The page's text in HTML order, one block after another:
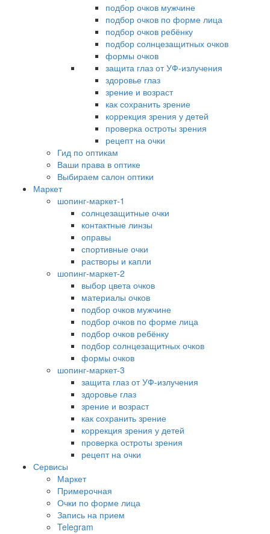
подбор очков мужчине
подбор очков по форме лица
подбор очков ребёнку
подбор солнцезащитных очков
формы очков
защита глаз от УФ-излучения
здоровье глаз
зрение и возраст
как сохранить зрение
коррекция зрения у детей
проверка остроты зрения
рецепт на очки
Гид по оптикам
Ваши права в оптике
Выбираем салон оптики
Маркет
шопинг-маркет-1
солнцезащитные очки
контактные линзы
оправы
спортивные очки
растворы и капли
шопинг-маркет-2
выбор цвета очков
материалы очков
подбор очков мужчине
подбор очков по форме лица
подбор очков ребёнку
подбор солнцезащитных очков
формы очков
шопинг-маркет-3
защита глаз от УФ-излучения
здоровье глаз
зрение и возраст
как сохранить зрение
коррекция зрения у детей
проверка остроты зрения
рецепт на очки
Сервисы
Маркет
Примерочная
Очки по форме лица
Запись на прием
Telegram